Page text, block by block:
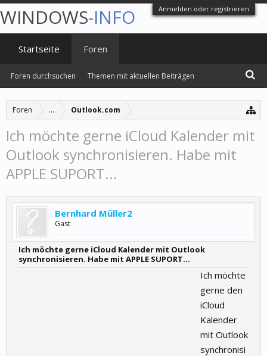
Anmelden oder registrieren
Foren ... Outlook.com
Ich möchte gerne iCloud Kalender mit
Outlook synchronisieren. Habe mit
APPLE SUPORT...
Bernhard Müller2
Gast
Ich möchte gerne iCloud Kalender mit Outlook
synchronisieren. Habe mit APPLE SUPORT...
Ich möchte
gerne den
iCloud
Kalender
mit Outlook
synchronisi
WINDOWS-INFO
Startseite Foren
Foren durchsuchen Themen mit aktuellen Beiträgen